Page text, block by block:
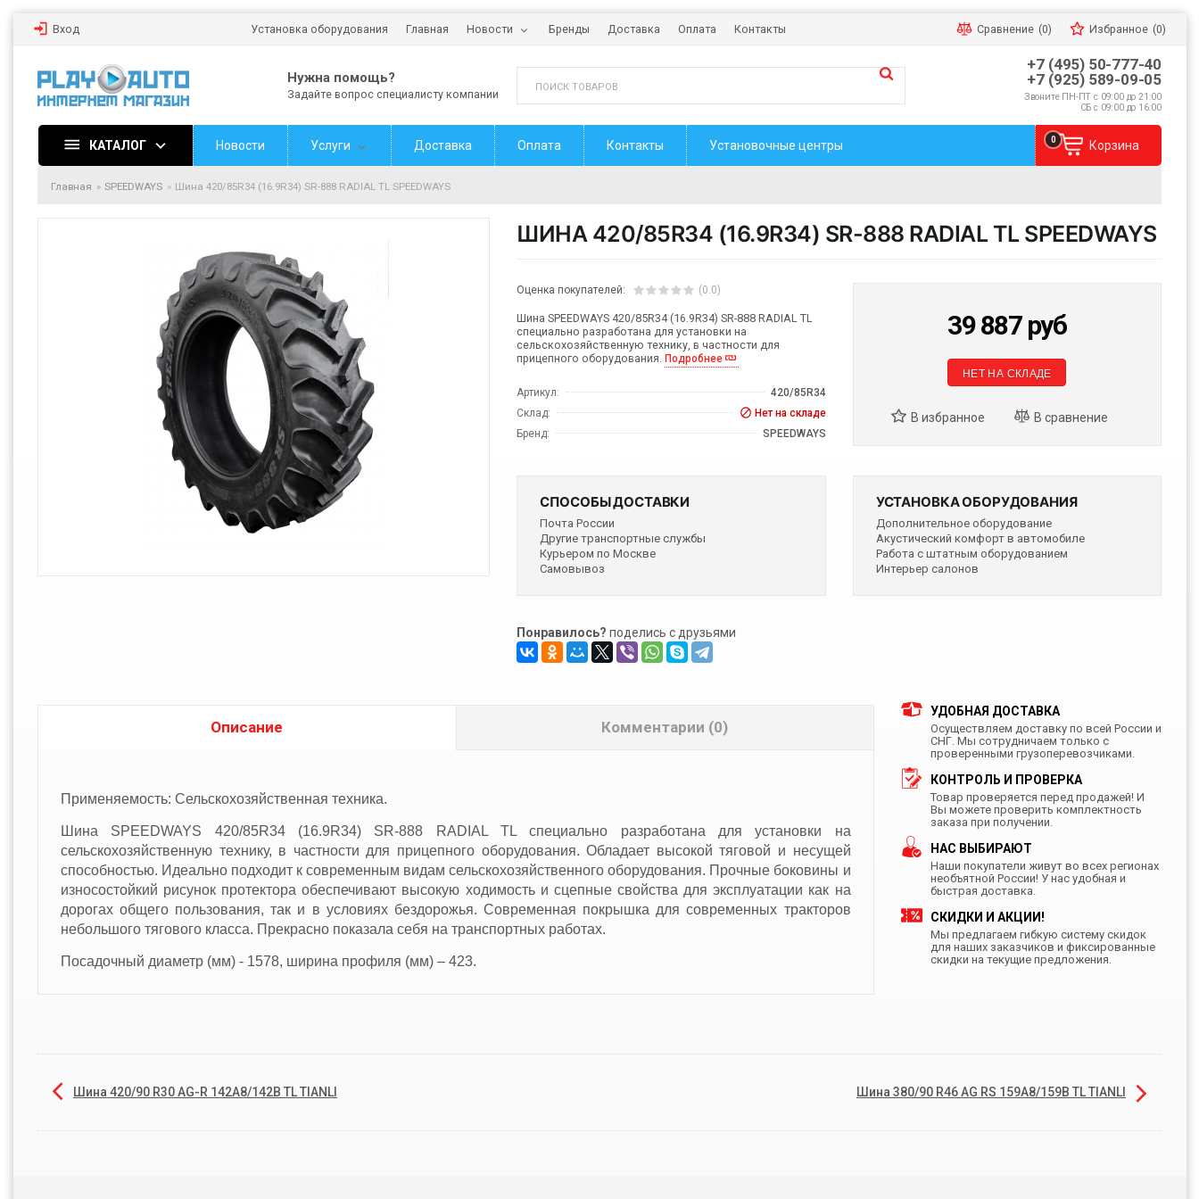
Вход Установка оборудования Главная Новости Бренды Доставка Оплата Контакты Сравнение (0) Избранное (0)
Нужна помощь?
Задайте вопрос специалисту компании
+7 (495) 50-777-40
+7 (925) 589-09-05
Звоните ПН-ПТ с 09:00 до 21:00
СБ с 09:00 до 16:00
КАТАЛОГ Новости Услуги Доставка Оплата Контакты Установочные центры Корзина
0
Главная SPEEDWAYS Шина 420/85R34 (16.9R34) SR-888 RADIAL TL SPEEDWAYS
ШИНА 420/85R34 (16.9R34) SR-888 RADIAL TL SPEEDWAYS
Оценка покупателей: (0.0)
Шина SPEEDWAYS 420/85R34 (16.9R34) SR-888 RADIAL TL
специально разработана для установки на
сельскохозяйственную технику, в частности для
прицепного оборудования.Подробнее
Артикул:
420/85R34
Склад:
Нет на складе
Бренд:
SPEEDWAYS
39 887 руб
НЕТ НА СКЛАДЕ
СПОСОБЫ ДОСТАВКИ
Почта России
Другие транспортные службы
Курьером по Москве
Самовывоз
УСТАНОВКА ОБОРУДОВАНИЯ
Дополнительное оборудование
Акустический комфорт в автомобиле
Работа с штатным оборудованием
Интерьер салонов
Понравилось? поделись с друзьями
Описание Комментарии (0)
Применяемость: Сельскохозяйственная техника.
Шина SPEEDWAYS 420/85R34 (16.9R34) SR-888 RADIAL TL специально разработана для установки на
сельскохозяйственную технику, в частности для прицепного оборудования. Обладает высокой тяговой и несущей
способностью. Идеально подходит к современным видам сельскохозяйственного оборудования. Прочные боковины и
износостойкий рисунок протектора обеспечивают высокую ходимость и сцепные свойства для эксплуатации как на
дорогах общего пользования, так и в условиях бездорожья. Современная покрышка для современных тракторов
небольшого тягового класса. Прекрасно показала себя на транспортных работах.
Посадочный диаметр (мм) - 1578, ширина профиля (мм) – 423.
УДОБНАЯ ДОСТАВКА
Осуществляем доставку по всей России и
СНГ. Мы сотрудничаем только с
проверенными грузоперевозчиками.
КОНТРОЛЬ И ПРОВЕРКА
Товар проверяется перед продажей! И
Вы можете проверить комплектность
заказа при получении.
НАС ВЫБИРАЮТ
Наши покупатели живут во всех регионах
необъятной России! У нас удобная и
быстрая доставка.
СКИДКИ И АКЦИИ!
Мы предлагаем гибкую систему скидок
для наших заказчиков и фиксированные
скидки на текущие предложения.
Шина 420/90 R30 AG-R 142A8/142B TL TIANLI Шина 380/90 R46 AG RS 159A8/159B TL TIANLI